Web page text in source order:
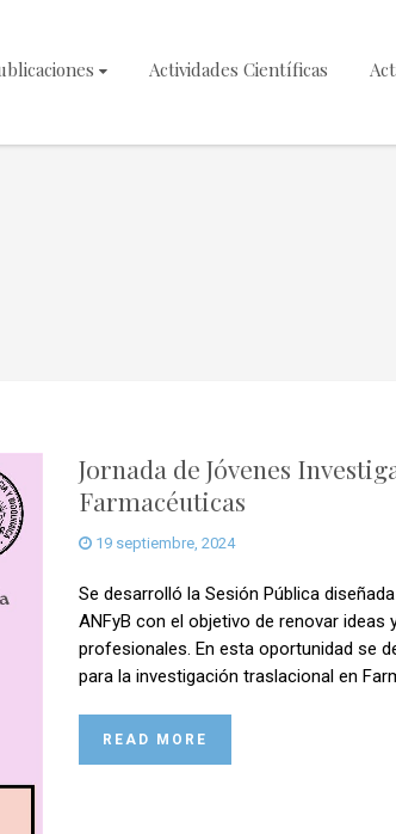
Actividades Científicas
Jornada de Jóvenes
Farmacéuticas
19 septiembre, 2024
Se desarrolló la Sesión Pública
ANFyB con el objetivo de renovar
profesionales. En esta oportunidad se
para la investigación traslacional en
READ MORE